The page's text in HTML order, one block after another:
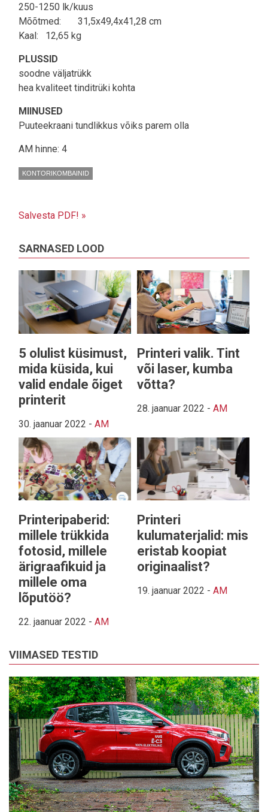
250-1250 lk/kuus
Mõõtmed: 31,5x49,4x41,28 cm
Kaal: 12,65 kg
PLUSSID
soodne väljatrükk
hea kvaliteet tinditrüki kohta
MIINUSED
Puuteekraani tundlikkus võiks parem olla
AM hinne: 4
KONTORIKOMBAINID
Salvesta PDF! »
SARNASED LOOD
5 olulist küsimust,
mida küsida, kui
valid endale õiget
printerit
30. jaanuar 2022 - AM
Printeri valik. Tint
või laser, kumba
võtta?
28. jaanuar 2022 - AM
Printeripaberid:
millele trükkida
fotosid, millele
ärigraafikuid ja
millele oma
lõputöö?
22. jaanuar 2022 - AM
Printeri
kulumaterjalid: mis
eristab koopiat
originaalist?
19. jaanuar 2022 - AM
VIIMASED TESTID